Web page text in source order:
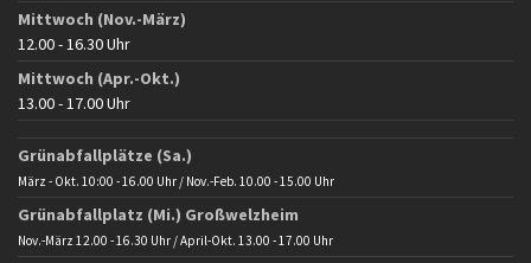
Mittwoch (Nov.-März)
12.00 - 16.30 Uhr
Mittwoch (Apr.-Okt.)
13.00 - 17.00 Uhr
Grünabfallplätze (Sa.)
März - Okt. 10:00 - 16.00 Uhr / Nov.-Feb. 10.00 - 15.00 Uhr
Grünabfallplatz (Mi.) Großwelzheim
Nov.-März 12.00 - 16.30 Uhr / April-Okt. 13.00 - 17.00 Uhr